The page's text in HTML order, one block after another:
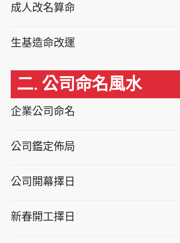
成人改名算命
生基造命改運
二. 公司命名風水
企業公司命名
公司鑑定佈局
公司開幕擇日
新春開工擇日